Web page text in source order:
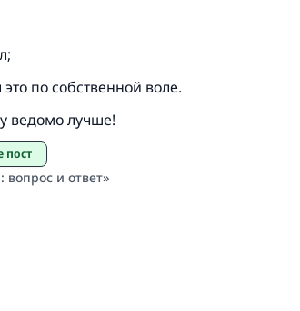
по собственной воле.
ведомо лучше!
пост
вопрос и ответ»